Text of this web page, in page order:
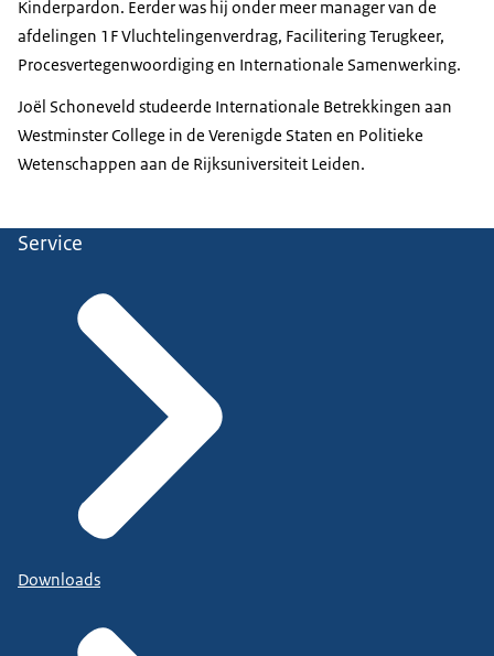
Kinderpardon. Eerder was hij onder meer manager van de
afdelingen 1F Vluchtelingenverdrag, Facilitering Terugkeer,
Procesvertegenwoordiging en Internationale Samenwerking.
Joël Schoneveld studeerde Internationale Betrekkingen aan
Westminster College in de Verenigde Staten en Politieke
Wetenschappen aan de Rijksuniversiteit Leiden.
Service
Downloads